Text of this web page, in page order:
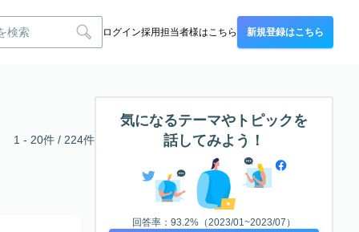
ログイン採用担当者様はこちら 新規登録はこちら
1 - 20件 / 224件
気になるテーマやトピックを
話してみよう！
回答率：93.2%（2023/01~2023/07）